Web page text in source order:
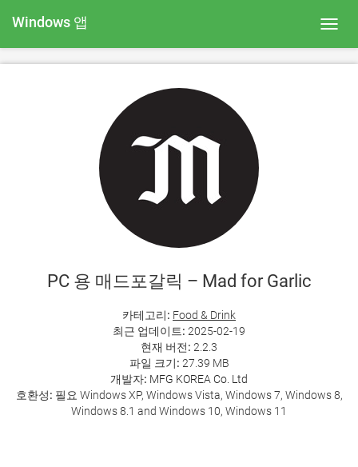
Windows 앱
PC 용 매드포갈릭 – Mad for Garlic
카테고리: Food & Drink
최근 업데이트: 2025-02-19
현재 버전: 2.2.3
파일 크기: 27.39 MB
개발자: MFG KOREA Co. Ltd
호환성: 필요 Windows XP, Windows Vista, Windows 7, Windows 8,
Windows 8.1 and Windows 10, Windows 11